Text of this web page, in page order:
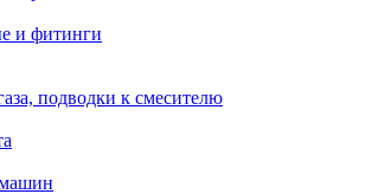
и фитинги
подводки к смесителю